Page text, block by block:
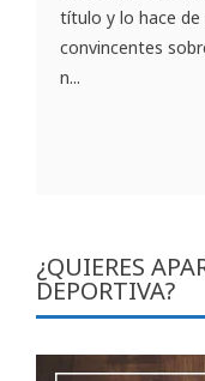
título y lo hace
convincentes
n...
¿QUIERES
DEPORTIVA?